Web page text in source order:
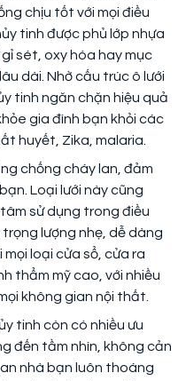
chịu tốt với mọi điều
tinh được phủ lớp nhựa
sét, oxy hóa hay mục
dài. Nhờ cấu trúc ô lưới
tinh ngăn chặn hiệu quả
gia đình bạn khỏi các
huyết, Zika, malaria.
chống cháy lan, đảm
Loại lưới này cũng
sử dụng trong điều
lượng nhẹ, dễ dàng
loại cửa sổ, cửa ra
thẩm mỹ cao, với nhiều
không gian nội thất.
tinh còn có nhiều ưu
đến tầm nhìn, không cản
nhà bạn luôn thoáng